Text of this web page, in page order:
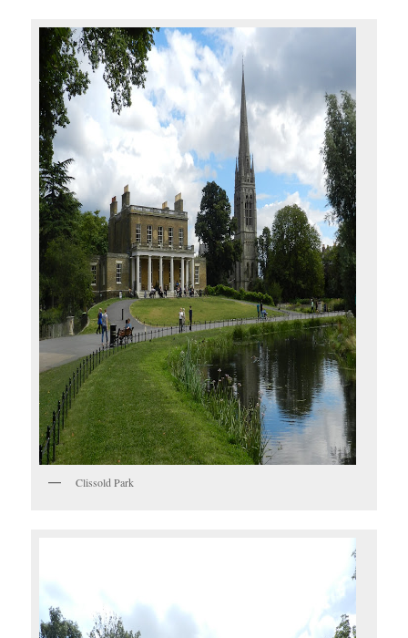
Clissold Park